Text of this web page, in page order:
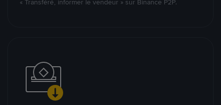
« Transféré, informer le vendeur » sur Binance P2P.